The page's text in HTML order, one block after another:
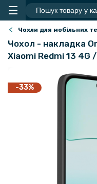
Чохли для мобільних
Чохол - накладка
Xiaomi Redmi 13 4G
-33%